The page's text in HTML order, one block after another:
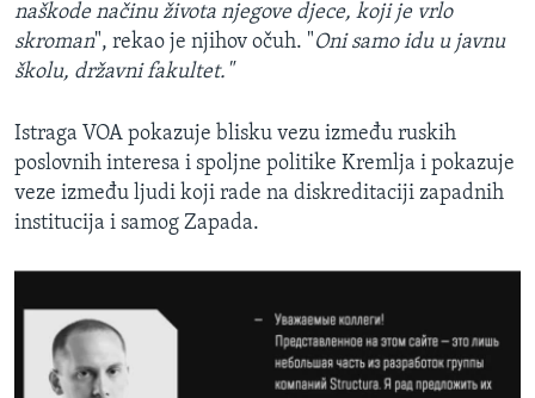
naškode načinu života njegove djece, koji je vrlo
skroman", rekao je njihov očuh. "Oni samo idu u javnu
školu, državni fakultet."
Istraga VOA pokazuje blisku vezu između ruskih
poslovnih interesa i spoljne politike Kremlja i pokazuje
veze između ljudi koji rade na diskreditaciji zapadnih
institucija i samog Zapada.